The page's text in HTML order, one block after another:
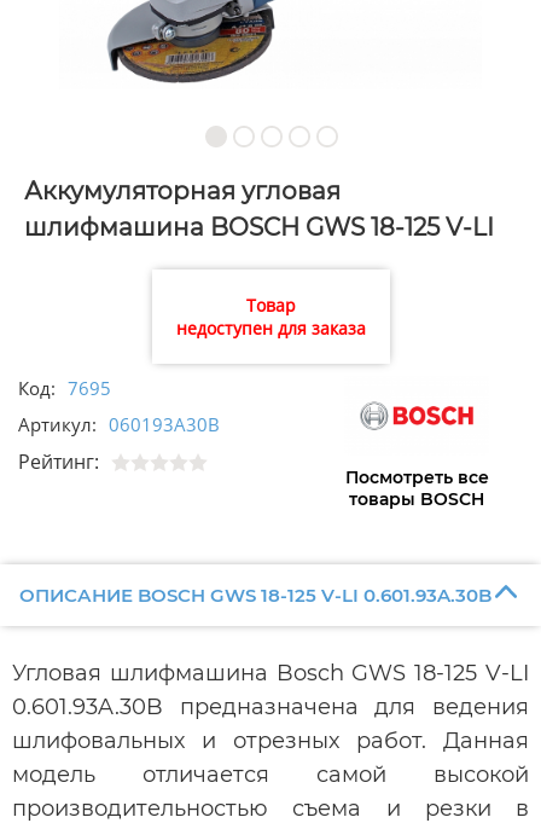
Аккумуляторная угловая
шлифмашина BOSCH GWS 18-125 V-LI
0.601.93A.30B
Товар
недоступен для заказа
Код: 7695
Артикул: 060193A30B
Рейтинг:
Посмотреть все
товары BOSCH
ОПИСАНИЕ BOSCH GWS 18-125 V-LI 0.601.93A.30B
Угловая шлифмашина Bosch GWS 18-125 V-LI
0.601.93A.30B предназначена для ведения
шлифовальных и отрезных работ. Данная
модель отличается самой высокой
производительностью съема и резки в